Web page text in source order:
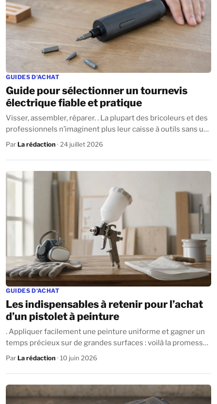
GUIDES D'ACHAT
Guide pour sélectionner un tournevis
électrique fiable et pratique
Visser, assembler, réparer. . La plupart des bricoleurs et des
professionnels n’imaginent plus leur caisse à outils sans un
tournevis électrique...
Par La rédaction · 24 juillet 2026
GUIDES D'ACHAT
Les indispensables à retenir pour l’achat
d’un pistolet à peinture
. Appliquer facilement une peinture uniforme et gagner un
temps précieux sur de grandes surfaces : voilà la promesse
du pistolet à peinture. ...
Par La rédaction · 10 juin 2026